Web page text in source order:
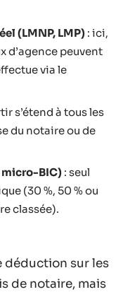
(LMNP, LMP) : ici,
d’agence peuvent
via le
s’étend à tous les
du notaire ou de
BIC) : seul
(30 %, 50 % ou
classée).
déduction sur les
de notaire, mais